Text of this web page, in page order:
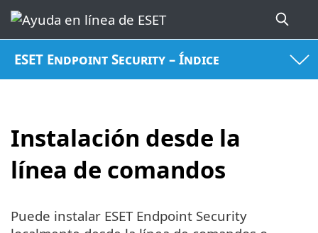
ESET Endpoint Security – Índice
Instalación desde la
línea de comandos
Puede instalar ESET Endpoint Security